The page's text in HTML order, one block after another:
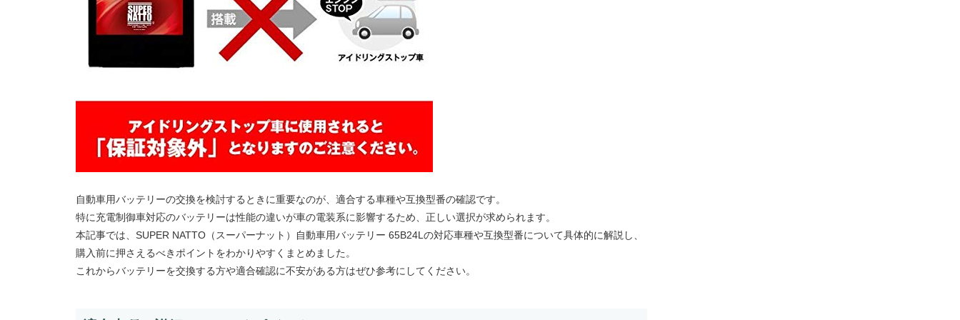
自動車用バッテリーの交換を検討するときに重要なのが、適合する車種や互換型番の確認です。
特に充電制御車対応のバッテリーは性能の違いが車の電装系に影響するため、正しい選択が求められます。
本記事では、SUPER NATTO（スーパーナット）自動車用バッテリー 65B24Lの対応車種や互換型番について具体的に解説し、
購入前に押さえるべきポイントをわかりやすくまとめました。
これからバッテリーを交換する方や適合確認に不安がある方はぜひ参考にしてください。